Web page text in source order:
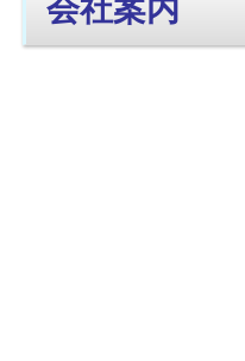
会社案内